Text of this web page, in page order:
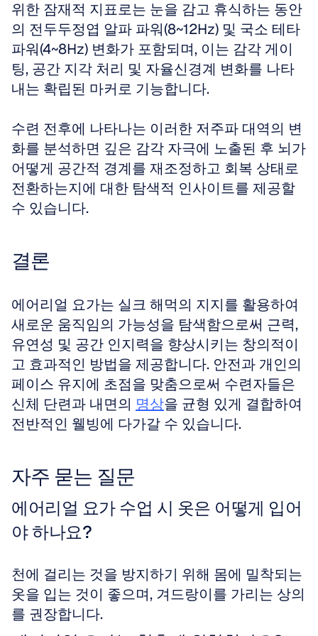
위한 잠재적 지표로는 눈을 감고 휴식하는 동안
의 전두두정엽 알파 파워(8~12Hz) 및 국소 테타
파워(4~8Hz) 변화가 포함되며, 이는 감각 게이
팅, 공간 지각 처리 및 자율신경계 변화를 나타
내는 확립된 마커로 기능합니다.
수련 전후에 나타나는 이러한 저주파 대역의 변
화를 분석하면 깊은 감각 자극에 노출된 후 뇌가
어떻게 공간적 경계를 재조정하고 회복 상태로
전환하는지에 대한 탐색적 인사이트를 제공할
수 있습니다.
결론
에어리얼 요가는 실크 해먹의 지지를 활용하여
새로운 움직임의 가능성을 탐색함으로써 근력,
유연성 및 공간 인지력을 향상시키는 창의적이
고 효과적인 방법을 제공합니다. 안전과 개인의
페이스 유지에 초점을 맞춤으로써 수련자들은
신체 단련과 내면의 명상을 균형 있게 결합하여
전반적인 웰빙에 다가갈 수 있습니다.
자주 묻는 질문
에어리얼 요가 수업 시 옷은 어떻게 입어
야 하나요?
천에 걸리는 것을 방지하기 위해 몸에 밀착되는
옷을 입는 것이 좋으며, 겨드랑이를 가리는 상의
를 권장합니다.